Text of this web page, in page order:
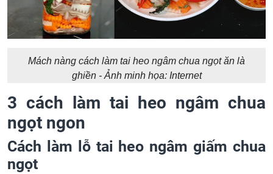
Mách nàng cách làm tai heo ngâm chua ngọt ăn là
ghiền - Ảnh minh họa: Internet
3 cách làm tai heo ngâm chua
ngọt ngon
Cách làm lỗ tai heo ngâm giấm chua
ngọt